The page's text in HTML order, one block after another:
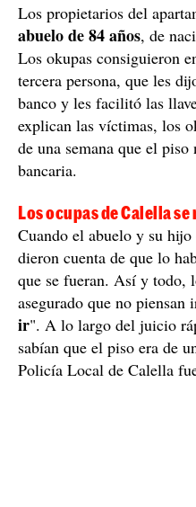
Los propietarios del
abuelo de 84 años, de
Los okupas consiguieron
tercera persona, que les
banco y les facilitó las
explican las víctimas, los
de una semana que el
bancaria.